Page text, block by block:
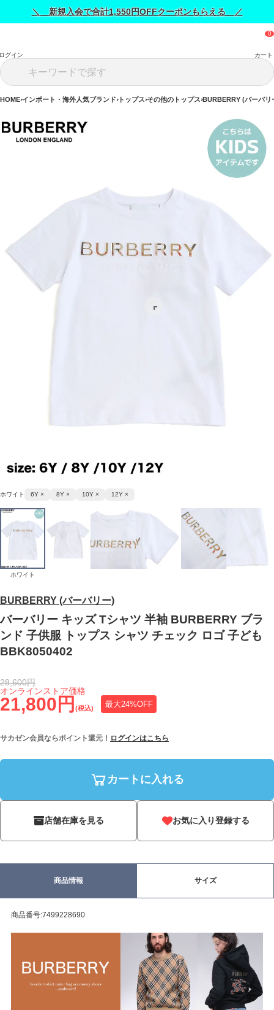
＼ 新規入会で合計1,550円OFFクーポンもらえる ／
グイン カート
HOME インポート・海外人気ブランド トップス その他のトップス BURBERRY (バーバリ
BURBERRY (バーバリー)
バーバリー キッズ Tシャツ 半袖 BURBERRY ブラ
ンド 子供服 トップス シャツ チェック ロゴ 子ども
BBK8050402
21,800円 (税込) 最大24%OFF
オンラインストア価格
28,600円
サカゼン会員ならポイント還元！ ログインはこちら
カートに入れる
店舗在庫を見る お気に入り登録する
ホワイト 6Y × 8Y × 10Y × 12Y ×
ホワイト
商品情報 サイズ
商品番号:7499228690